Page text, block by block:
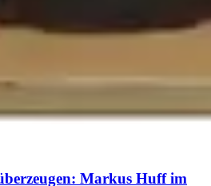
Markus Huff im